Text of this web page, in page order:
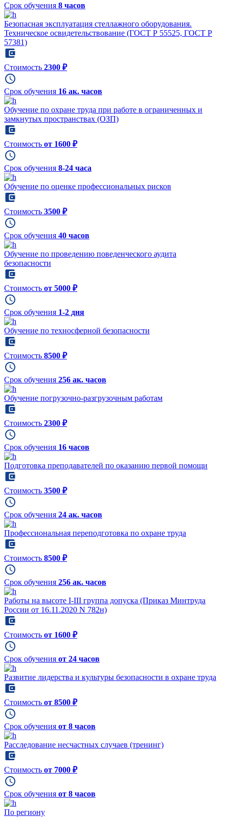
Срок обучения 8 часов
Безопасная эксплуатация стеллажного оборудования.
Техническое освидетельствование (ГОСТ Р 55525, ГОСТ Р
57381)
Стоимость 2300 ₽
Срок обучения 16 ак. часов
Обучение по охране труда при работе в ограниченных и
замкнутых пространствах (ОЗП)
Стоимость от 1600 ₽
Срок обучения 8-24 часа
Обучение по оценке профессиональных рисков
Стоимость 3500 ₽
Срок обучения 40 часов
Обучение по проведению поведенческого аудита
безопасности
Стоимость от 5000 ₽
Срок обучения 1-2 дня
Обучение по техносферной безопасности
Стоимость 8500 ₽
Срок обучения 256 ак. часов
Обучение погрузочно-разгрузочным работам
Стоимость 2300 ₽
Срок обучения 16 часов
Подготовка преподавателей по оказанию первой помощи
Стоимость 3500 ₽
Срок обучения 24 ак. часов
Профессиональная переподготовка по охране труда
Стоимость 8500 ₽
Срок обучения 256 ак. часов
Работы на высоте I-III группа допуска (Приказ Минтруда
России от 16.11.2020 N 782н)
Стоимость от 1600 ₽
Срок обучения от 24 часов
Развитие лидерства и культуры безопасности в охране труда
Стоимость от 8500 ₽
Срок обучения от 8 часов
Расследование несчастных случаев (тренинг)
Стоимость от 7000 ₽
Срок обучения от 8 часов
По региону